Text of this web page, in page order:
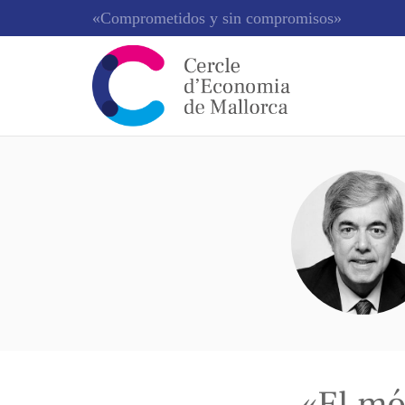
«Comprometidos y sin compromisos»
Juan Carlos Ureta